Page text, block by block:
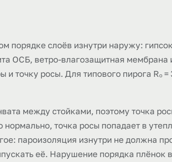
порядке слоёв изнутри наружу:
ОСБ, ветро-влагозащитная
точку росы. Для типового пирога Rₒ =
между стойками, поэтому точка
нормально, точка росы попадает в
пароизоляция изнутри не должна
её. Нарушение порядка плёнок